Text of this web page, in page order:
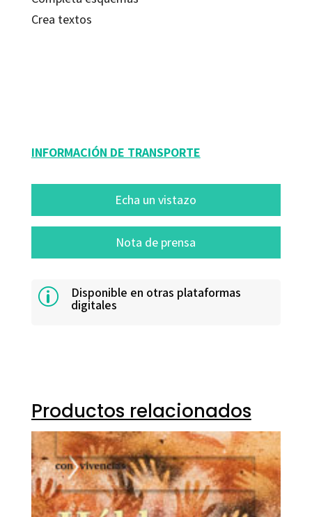
Crea textos
INFORMACIÓN DE TRANSPORTE
Echa un vistazo
Nota de prensa
p Disponible en otras plataformas
digitales
Productos relacionados